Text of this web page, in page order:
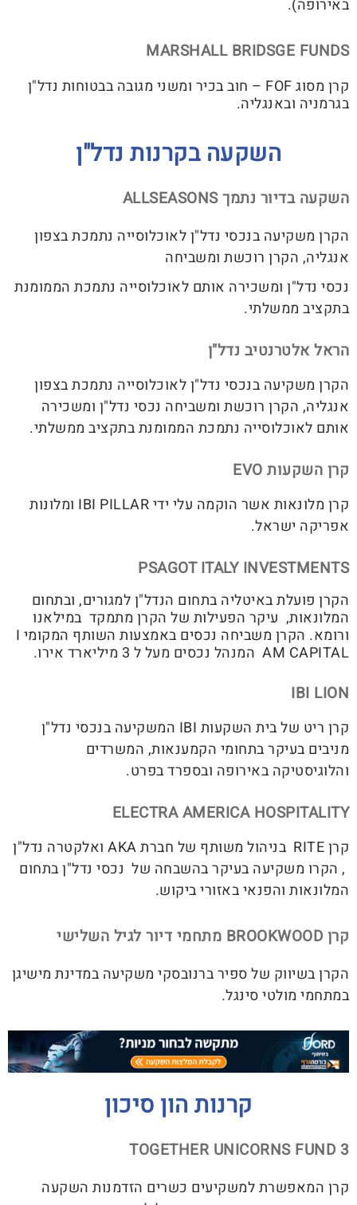
באירופה).
MARSHALL BRIDSGE FUNDS
קרן מסוג FOF – חוב בכיר ומשני מגובה בבטוחות נדל"ן
בגרמניה ובאנגליה.
השקעה בקרנות נדל"ן
השקעה בדיור נתמך ALLSEASONS
הקרן משקיעה בנכסי נדל"ן לאוכלוסייה נתמכת בצפון
אנגליה, הקרן רוכשת ומשביחה
נכסי נדל"ן ומשכירה אותם לאוכלוסייה נתמכת הממומנת
בתקציב ממשלתי.
הראל אלטרנטיב נדל"ן
הקרן משקיעה בנכסי נדל"ן לאוכלוסייה נתמכת בצפון
אנגליה, הקרן רוכשת ומשביחה נכסי נדל"ן ומשכירה
אותם לאוכלוסייה נתמכת הממומנת בתקציב ממשלתי.
קרן השקעות EVO
קרן מלונאות אשר הוקמה עלי ידי IBI PILLAR ומלונות
אפריקה ישראל.
PSAGOT ITALY INVESTMENTS
הקרן פועלת באיטליה בתחום הנדל"ן למגורים, ובתחום
המלונאות, עיקר הפעילות של הקרן מתמקד במילאנו
ורומא. הקרן משביחה נכסים באמצעות השותף המקומי I
AM CAPITAL המנהל נכסים מעל ל 3 מיליארד אירו.
IBI LION
קרן ריט של בית השקעות IBI המשקיעה בנכסי נדל"ן
מניבים בעיקר בתחומי הקמענאות, המשרדים
והלוגיסטיקה באירופה ובספרד בפרט.
ELECTRA AMERICA HOSPITALITY
קרן RITE בניהול משותף של חברת AKA ואלקטרה נדל"ן
, הקרו משקיעה בעיקר בהשבחה של נכסי נדל"ן בתחום
המלונאות והפנאי באזורי ביקוש.
קרן BROOKWOOD מתחמי דיור לגיל השלישי
הקרן בשיווק של ספיר ברנובסקי משקיעה במדינת מישיגן
במתחמי מולטי סינגל.
קרנות הון סיכון
TOGETHER UNICORNS FUND 3
קרן המאפשרת למשקיעים כשרים הזדמנות השקעה